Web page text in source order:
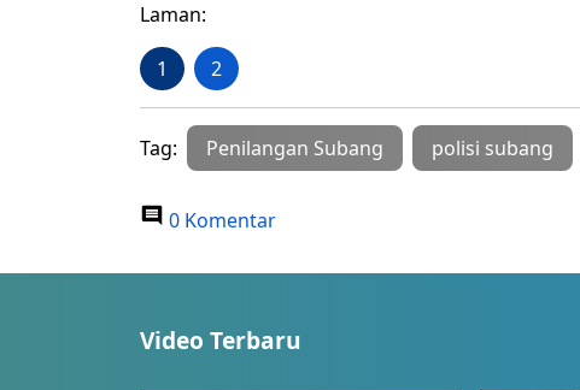
Laman:
1 2
Tag: Penilangan Subang polisi subang
0 Komentar
Video Terbaru